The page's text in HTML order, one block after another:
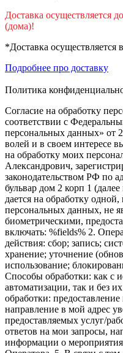
Доставка осуществляется
(дома)!
*Доставка
Подробнее про доставку
Политика
Согласие на обработку
соответствии с
персональных данных» от
волей и в своем интересе
на обработку моих
Александрович,
законодательством РФ по
бульвар дом 2 корп 1
дается на обработку
персональных данных, не
биометрическими,
включать: %fields% 2.
действия: сбор; запись;
хранение; уточнение
использование;
Способы обработки: как с
автоматизации, так и без
обработки:
направление в мой адрес
предоставляемых услуг/
ответов на мои запросы,
информации о